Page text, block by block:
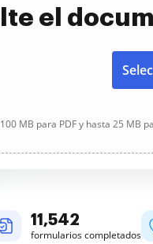
el
MB para PDF y hasta 25 MB
11,543
formularios completados